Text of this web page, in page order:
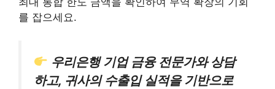
를 잡으세요.
우리은행 기업 금융 전문가와 상담
하고, 귀사의 수출입 실적을 기반으로